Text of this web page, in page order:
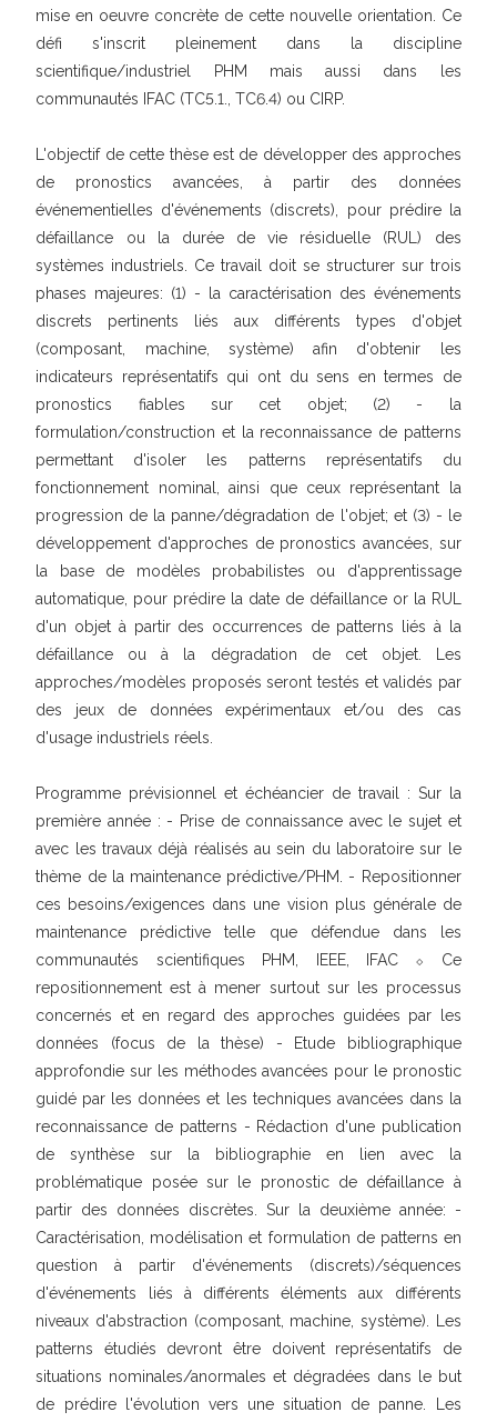
mise en oeuvre concrète de cette nouvelle orientation. Ce
défi s'inscrit pleinement dans la discipline
scientifique/industriel PHM mais aussi dans les
communautés IFAC (TC5.1., TC6.4) ou CIRP.
L'objectif de cette thèse est de développer des approches
de pronostics avancées, à partir des données
événementielles d'événements (discrets), pour prédire la
défaillance ou la durée de vie résiduelle (RUL) des
systèmes industriels. Ce travail doit se structurer sur trois
phases majeures: (1) - la caractérisation des événements
discrets pertinents liés aux différents types d'objet
(composant, machine, système) afin d'obtenir les
indicateurs représentatifs qui ont du sens en termes de
pronostics fiables sur cet objet; (2) - la
formulation/construction et la reconnaissance de patterns
permettant d'isoler les patterns représentatifs du
fonctionnement nominal, ainsi que ceux représentant la
progression de la panne/dégradation de l'objet; et (3) - le
développement d'approches de pronostics avancées, sur
la base de modèles probabilistes ou d'apprentissage
automatique, pour prédire la date de défaillance or la RUL
d'un objet à partir des occurrences de patterns liés à la
défaillance ou à la dégradation de cet objet. Les
approches/modèles proposés seront testés et validés par
des jeux de données expérimentaux et/ou des cas
d'usage industriels réels.
Programme prévisionnel et échéancier de travail : Sur la
première année : - Prise de connaissance avec le sujet et
avec les travaux déjà réalisés au sein du laboratoire sur le
thème de la maintenance prédictive/PHM. - Repositionner
ces besoins/exigences dans une vision plus générale de
maintenance prédictive telle que défendue dans les
communautés scientifiques PHM, IEEE, IFAC ⬦ Ce
repositionnement est à mener surtout sur les processus
concernés et en regard des approches guidées par les
données (focus de la thèse) - Etude bibliographique
approfondie sur les méthodes avancées pour le pronostic
guidé par les données et les techniques avancées dans la
reconnaissance de patterns - Rédaction d'une publication
de synthèse sur la bibliographie en lien avec la
problématique posée sur le pronostic de défaillance à
partir des données discrètes. Sur la deuxième année: -
Caractérisation, modélisation et formulation de patterns en
question à partir d'événements (discrets)/séquences
d'événements liés à différents éléments aux différents
niveaux d'abstraction (composant, machine, système). Les
patterns étudiés devront être doivent représentatifs de
situations nominales/anormales et dégradées dans le but
de prédire l'évolution vers une situation de panne. Les